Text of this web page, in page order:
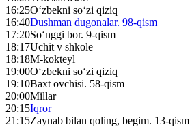
16:25O‘zbekni so‘zi qiziq
16:40Dushman dugonalar. 98-qism
17:20So‘nggi bor. 9-qism
18:17Uchit v shkole
18:18M-kokteyl
19:00O‘zbekni so‘zi qiziq
19:10Baxt ovchisi. 58-qism
20:00Millar
20:15Iqror
21:15Zaynab bilan qoling, begim. 13-qism